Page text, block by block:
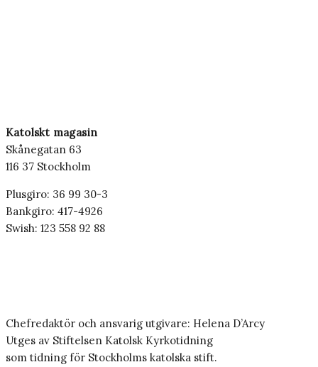
Katolskt magasin
Skånegatan 63
116 37 Stockholm
Plusgiro: 36 99 30-3
Bankgiro: 417-4926
Swish: 123 558 92 88
Chefredaktör och ansvarig utgivare: Helena D’Arcy
Utges av Stiftelsen Katolsk Kyrkotidning
som tidning för Stockholms katolska stift.